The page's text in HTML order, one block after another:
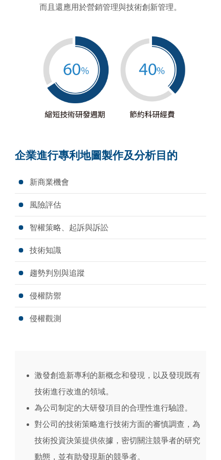
而且還應用於營銷管理與技術創新管理。
企業進行專利地圖製作及分析目的
新商業機會
風險評估
智權策略、起訴與訴訟
技術知識
趨勢判別與追蹤
侵權防禦
侵權觀測
激發創造新專利的新概念和發現，以及發現既有
技術進行改進的領域。
為公司制定的大研發項目的合理性進行驗證。
對公司的技術策略進行技術方面的審慎調查，為
技術投資決策提供依據，密切關注競爭者的研究
動態，並有助發現新的競爭者。